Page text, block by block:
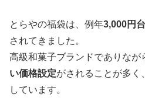
とらやの福袋は、例年3,000円
されてきました。
高級和菓子ブランドでありなが
い価格設定がされることが多く
しています。